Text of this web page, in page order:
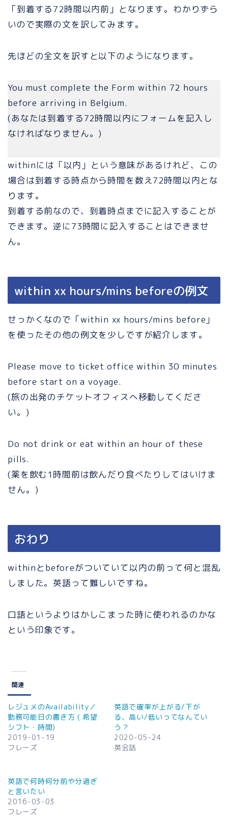
「到着する72時間以内前」となります。わかりずら
いので実際の文を訳してみます。
先ほどの全文を訳すと以下のようになります。
You must complete the Form within 72 hours
before arriving in Belgium.
(あなたは到着する72時間以内にフォームを記入し
なければなりません。)
withinには「以内」という意味があるけれど、この
場合は到着する時点から時間を数え72時間以内とな
ります。
到着する前なので、到着時点までに記入することが
できます。逆に73時間に記入することはできませ
ん。
within xx hours/mins beforeの例文
せっかくなので「within xx hours/mins before」
を使ったその他の例文を少しですが紹介します。
Please move to ticket office within 30 minutes
before start on a voyage.
(旅の出発のチケットオフィスへ移動してくださ
い。)
Do not drink or eat within an hour of these
pills.
(薬を飲む1時間前は飲んだり食べたりしてはいけま
せん。)
おわり
withinとbeforeがついていて以内の前って何と混乱
しました。英語って難しいですね。
口語というよりはかしこまった時に使われるのかな
という印象です。
関連
レジュメのAvailability／
勤務可能日の書き方 ( 希望
シフト・時間)
2019-01-19
フレーズ
英語で確率が上がる/下が
る、高い/低いってなんてい
う？
2020-05-24
英会話
英語で何時何分前や分過ぎ
と言いたい
2016-03-03
フレーズ